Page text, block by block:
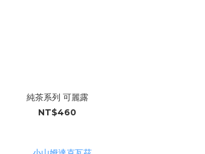
純茶系列 可麗露
NT$460